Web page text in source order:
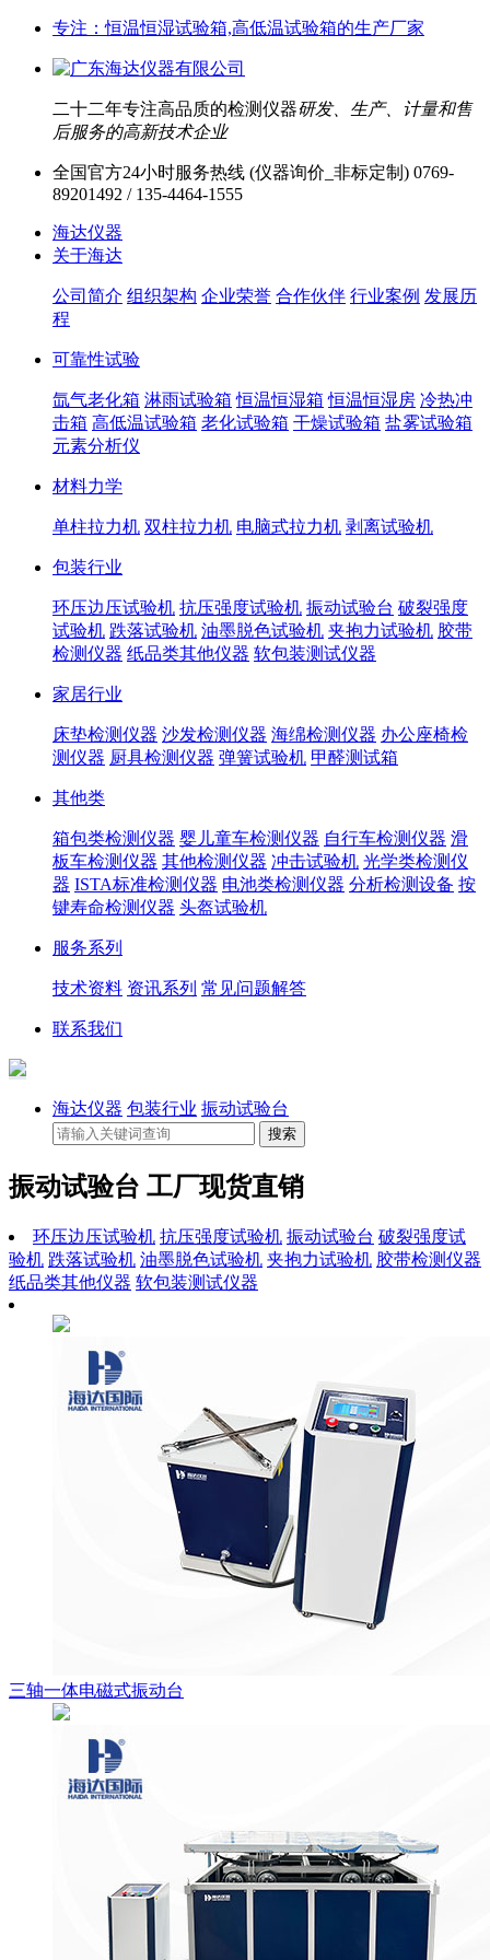
专注：恒温恒湿试验箱,高低温试验箱的生产厂家
二十二年专注高品质的检测仪器研发、生产、计量和售
后服务的高新技术企业
全国官方24小时服务热线 (仪器询价_非标定制) 0769-
89201492 / 135-4464-1555
海达仪器
关于海达
公司简介 组织架构 企业荣誉 合作伙伴 行业案例 发展历
程
可靠性试验
氙气老化箱 淋雨试验箱 恒温恒湿箱 恒温恒湿房 冷热冲
击箱 高低温试验箱 老化试验箱 干燥试验箱 盐雾试验箱
元素分析仪
材料力学
单柱拉力机 双柱拉力机 电脑式拉力机 剥离试验机
包装行业
环压边压试验机 抗压强度试验机 振动试验台 破裂强度
试验机 跌落试验机 油墨脱色试验机 夹抱力试验机 胶带
检测仪器 纸品类其他仪器 软包装测试仪器
家居行业
床垫检测仪器 沙发检测仪器 海绵检测仪器 办公座椅检
测仪器 厨具检测仪器 弹簧试验机 甲醛测试箱
其他类
箱包类检测仪器 婴儿童车检测仪器 自行车检测仪器 滑
板车检测仪器 其他检测仪器 冲击试验机 光学类检测仪
器 ISTA标准检测仪器 电池类检测仪器 分析检测设备 按
键寿命检测仪器 头盔试验机
服务系列
技术资料 资讯系列 常见问题解答
联系我们
海达仪器 包装行业 振动试验台
振动试验台 工厂现货直销
环压边压试验机 抗压强度试验机 振动试验台 破裂强度试
验机 跌落试验机 油墨脱色试验机 夹抱力试验机 胶带检测仪器
纸品类其他仪器 软包装测试仪器
三轴一体电磁式振动台